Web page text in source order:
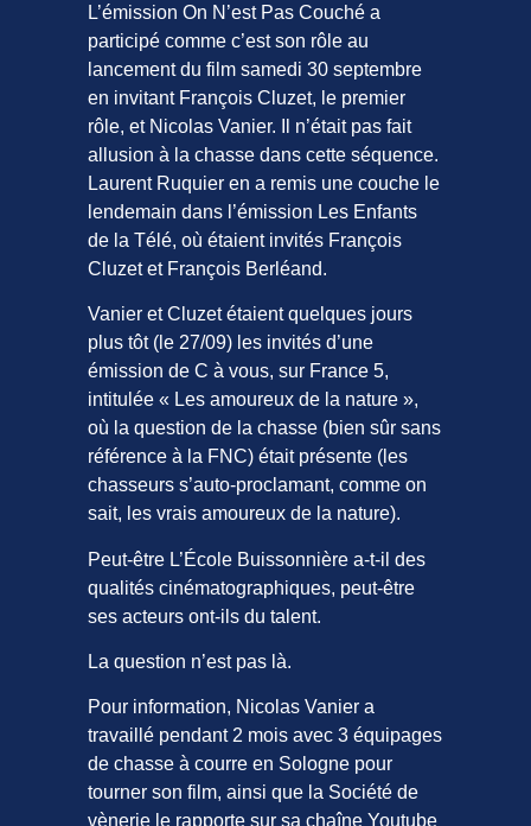
L’émission On N’est Pas Couché a
participé comme c’est son rôle au
lancement du film samedi 30 septembre
en invitant François Cluzet, le premier
rôle, et Nicolas Vanier. Il n’était pas fait
allusion à la chasse dans cette séquence.
Laurent Ruquier en a remis une couche le
lendemain dans l’émission Les Enfants
de la Télé, où étaient invités François
Cluzet et François Berléand.
Vanier et Cluzet étaient quelques jours
plus tôt (le 27/09) les invités d’une
émission de C à vous, sur France 5,
intitulée « Les amoureux de la nature »,
où la question de la chasse (bien sûr sans
référence à la FNC) était présente (les
chasseurs s’auto-proclamant, comme on
sait, les vrais amoureux de la nature).
Peut-être L’École Buissonnière a-t-il des
qualités cinématographiques, peut-être
ses acteurs ont-ils du talent.
La question n’est pas là.
Pour information, Nicolas Vanier a
travaillé pendant 2 mois avec 3 équipages
de chasse à courre en Sologne pour
tourner son film, ainsi que la Société de
vènerie le rapporte sur sa chaîne Youtube